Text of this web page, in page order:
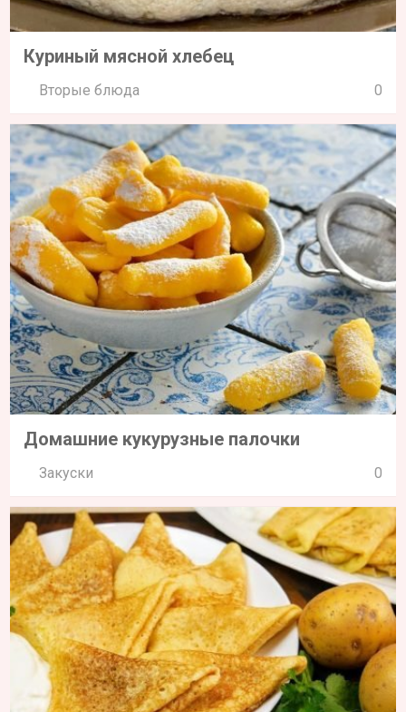
Куриный мясной хлебец
Вторые блюда 0
Домашние кукурузные палочки
Закуски 0